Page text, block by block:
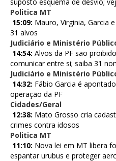
Politica MT
15:09: Mauro, Virginia, Garcia
31 alvos
Judiciário e Ministério
14:54: Alvos da PF são
comunicar entre si; saiba 31
Judiciário e Ministério
14:32: Fábio Garcia é
operação da PF
Cidades/Geral
12:38: Mato Grosso cria
crimes contra idosos
Politica MT
11:10: Nova lei em MT libera
espantar urubus e proteger